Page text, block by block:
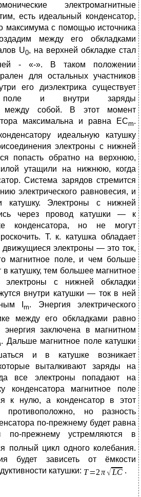
электромагнитные
есть идеальный конденсатор,
максимума с помощью источника
между его обкладками
U0, на верхней обкладке стал
- «-». В таком положении
для остальных участников
его диэлектрика существует
поле и внутри заряды
между собой. В этот момент
максимальна и равна ECm.
идеальную катушку
электроны с нижней
попасть обратно на верхнюю,
утащили на нижнюю, когда
Система зарядов стремится
электрического равновесия, и
катушку. Электроны с нижней
через провод катушки — к
конденсатора, но не могут
Т. к. катушка обладает
движущиеся электроны — это ток,
магнитное поле, и чем больше
в катушку, тем большее магнитное
с нижней обкладки
внутри катушки — ток в ней
I m. Энергия электрического
между его обкладками равно
заключена в магнитном
. Дальше магнитное поле катушки
и в катушке возникает
выталкивают заряды на
все электроны попадают на
конденсатора магнитное поле
к нулю, а конденсатор в этот
но разность
по-прежнему будет равна
прежнему устремляются в
полный цикл одного колебания.
будет зависеть от ёмкости
катушки:
.